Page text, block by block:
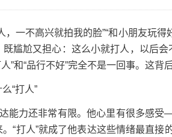
一不高兴就拍我的脸”“和小朋友玩
尴尬又担心：这么小就打人，以后
”和“品行不好”完全不是一回事。这背
“打人”
力还非常有限。他心里有很多感受
“打人”就成了他表达这些情绪最直接